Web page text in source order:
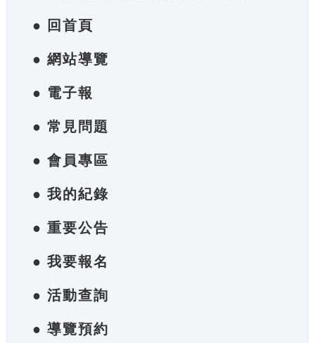
● 回首頁
● 網站導覽
● 電子報
● 常見問題
● 會員專區
● 我的紀錄
● 重要公告
● 我要報名
● 活動查詢
● 導覽預約